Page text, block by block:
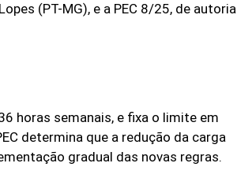
(PT-MG), e a PEC 8/25, de autoria
horas semanais, e fixa o limite em
determina que a redução da carga
gradual das novas regras.